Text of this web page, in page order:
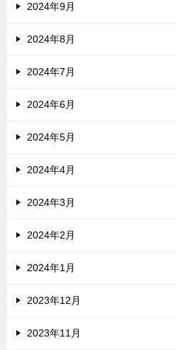
2024年9月
2024年8月
2024年7月
2024年6月
2024年5月
2024年4月
2024年3月
2024年2月
2024年1月
2023年12月
2023年11月